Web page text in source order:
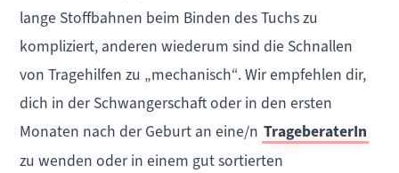
lange Stoffbahnen beim Binden des Tuchs zu
kompliziert, anderen wiederum sind die Schnallen
von Tragehilfen zu „mechanisch“. Wir empfehlen dir,
dich in der Schwangerschaft oder in den ersten
Monaten nach der Geburt an eine/n TrageberaterIn
zu wenden oder in einem gut sortierten